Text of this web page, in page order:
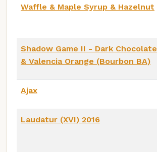
Waffle & Maple Syrup & Hazelnut
Shadow Game II - Dark Chocolate
& Valencia Orange (Bourbon BA)
Ajax
Laudatur (XVI) 2016